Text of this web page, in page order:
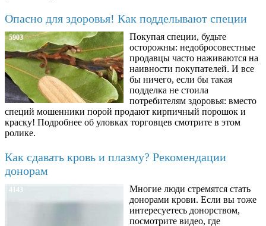
Опасно для здоровья! Как подделывают специи
5903
Покупая специи, будьте
осторожны: недобросовестные
продавцы часто наживаются на
наивности покупателей. И все
бы ничего, если бы такая
подделка не стоила
потребителям здоровья: вместо
специй мошенники порой продают кирпичный порошок и
краску! Подробнее об уловках торговцев смотрите в этом
ролике.
Как сдавать кровь и плазму? Рекомендации
донорам
4143
Многие люди стремятся стать
донорами крови. Если вы тоже
интересуетесь донорством,
посмотрите видео, где